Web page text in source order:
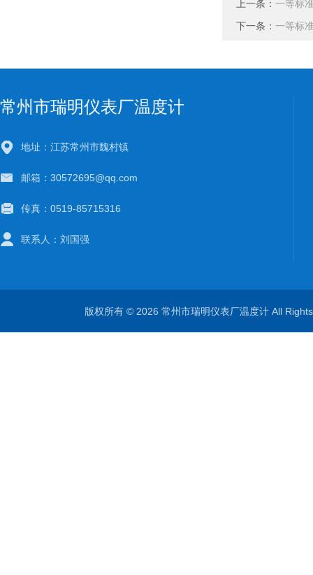
上一条： 一等标
下一条： 一等标
常州市瑞明仪表厂温度计
地址：江苏常州市魏村镇
邮箱：30572695@qq.com
传真：0519-85715316
联系人：刘国强
版权所有 © 2026 常州市瑞明仪表厂温度计 All